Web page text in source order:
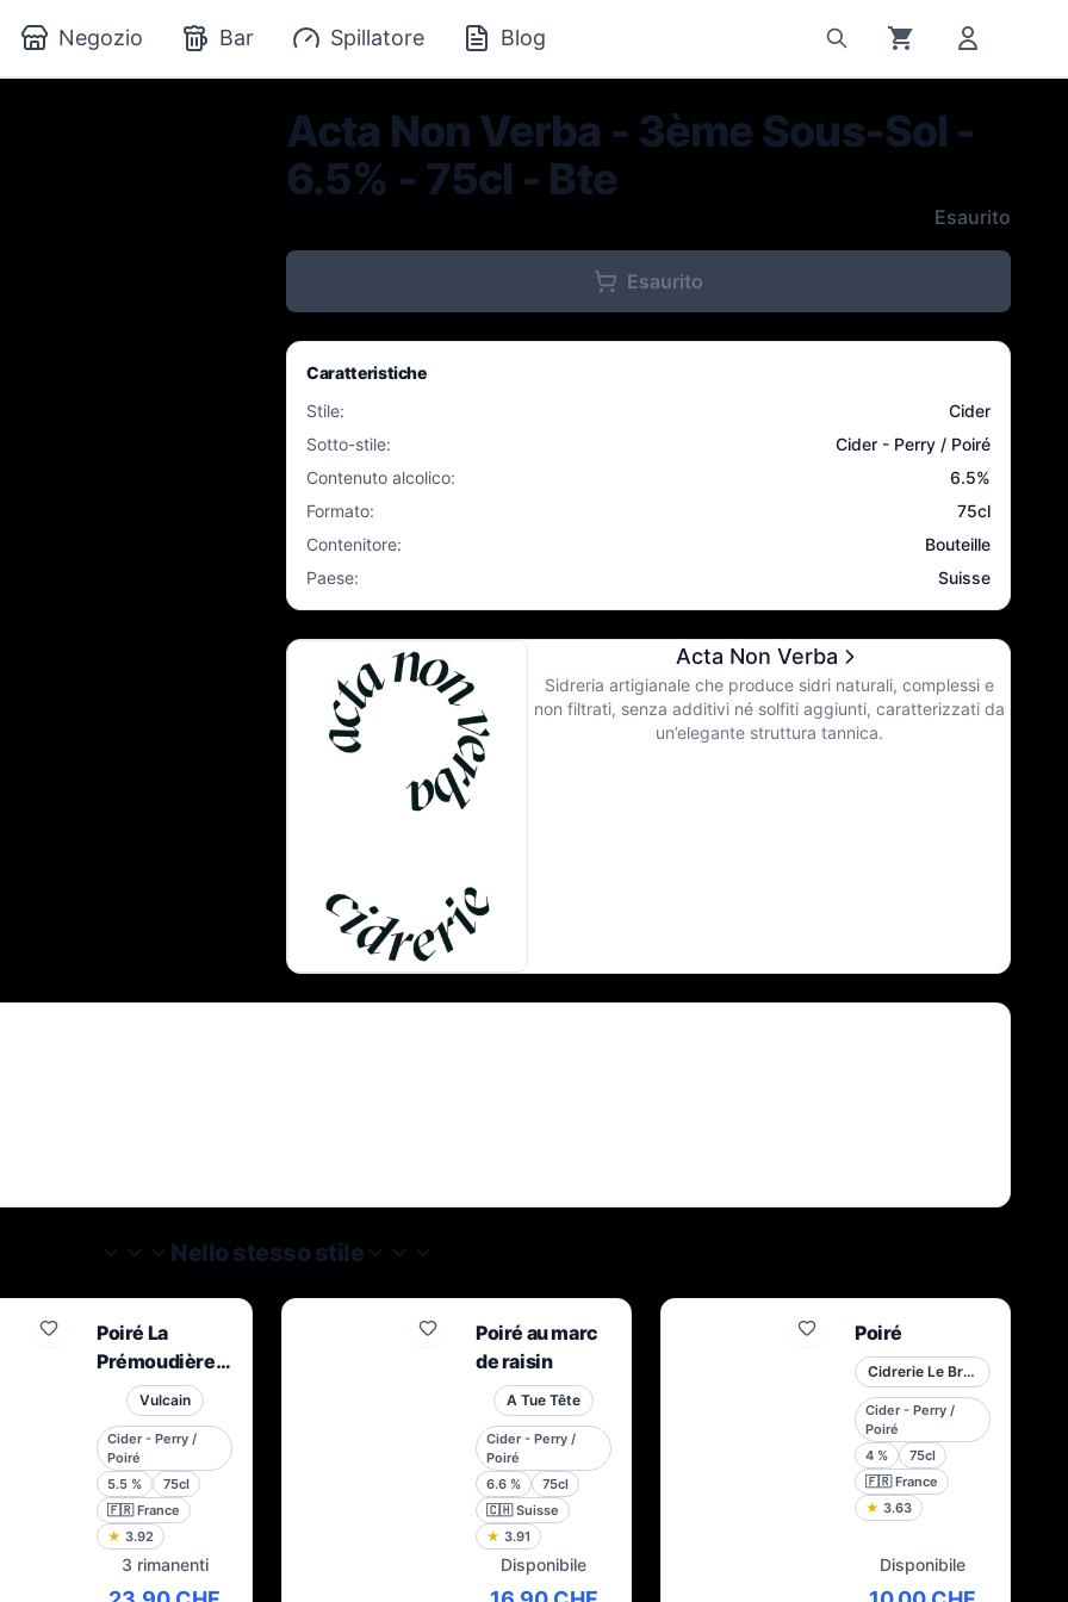
Negozio Bar Spillatore Blog
Acta Non Verba - 3ème Sous-Sol -
6.5% - 75cl - Bte
Esaurito
Esaurito
Caratteristiche
Stile:
Cider
Sotto-stile:
Cider - Perry / Poiré
Contenuto alcolico: 6.5%
Formato:
75cl
Contenitore:
Bouteille
Paese: Suisse
Acta Non Verba
Sidreria artigianale che produce sidri naturali, complessi e
non filtrati, senza additivi né solfiti aggiunti, caratterizzati da
un’elegante struttura tannica.
Nello stesso stile
Poiré La
Prémoudière
2022Vulcain
Cider - Perry /
Poiré
5.5 %
75cl
🇫🇷 France
★ 3.92
3 rimanenti
Poiré au marc
de raisin
A Tue Tête
Cider - Perry /
Poiré
6.6 %
75cl
🇨🇭 Suisse
★ 3.91
Disponibile
Poiré
Cidrerie Le Brun Bigoud
Cider - Perry /
Poiré
4 %
75cl
🇫🇷 France
★ 3.63
Disponibile